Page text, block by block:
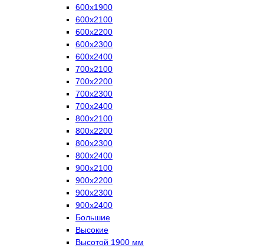
600х1900
600х2100
600х2200
600х2300
600х2400
700х2100
700х2200
700х2300
700х2400
800х2100
800х2200
800х2300
800х2400
900х2100
900х2200
900х2300
900х2400
Большие
Высокие
Высотой 1900 мм